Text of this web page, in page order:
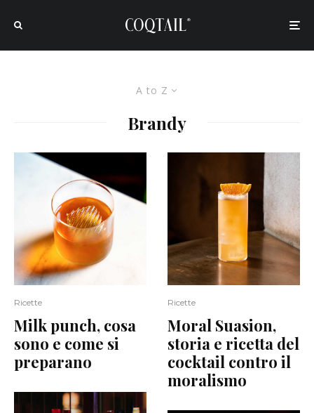
A to Z
Brandy
Ricette
Milk punch, cosa
sono e come si
preparano
Ricette
Moral Suasion,
storia e ricetta del
cocktail contro il
moralismo